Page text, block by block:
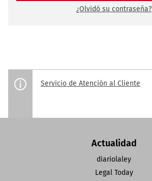
¿Olvidó su contraseña?
Servicio de Atención al Cliente
Actualidad
diariolaley
Legal Today